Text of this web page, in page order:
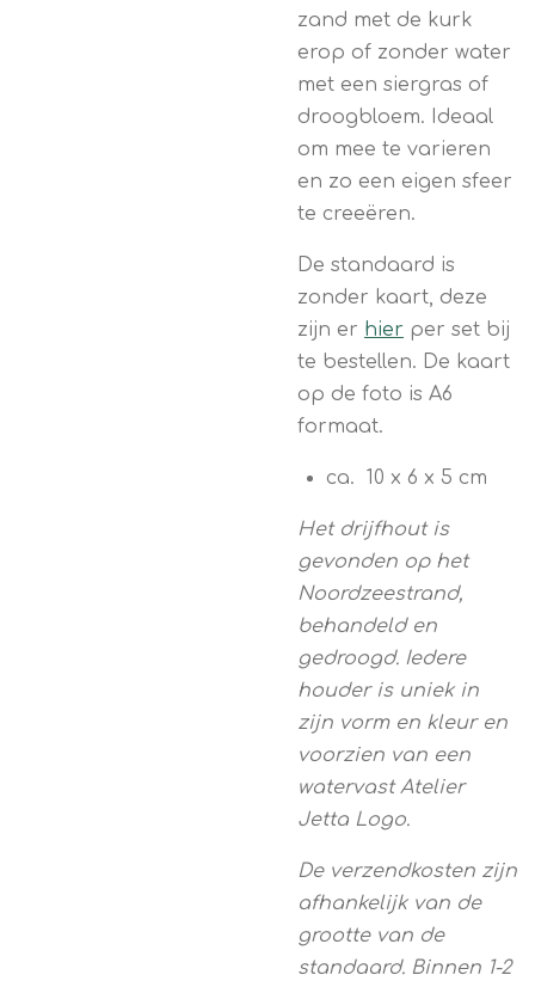
zand met de kurk
erop of zonder water
met een siergras of
droogbloem. Ideaal
om mee te varieren
en zo een eigen sfeer
te creeëren.
De standaard is
zonder kaart, deze
zijn er hier per set bij
te bestellen. De kaart
op de foto is A6
formaat.
ca. 10 x 6 x 5 cm
Het drijfhout is
gevonden op het
Noordzeestrand,
behandeld en
gedroogd. Iedere
houder is uniek in
zijn vorm en kleur en
voorzien van een
watervast Atelier
Jetta Logo.
De verzendkosten zijn
afhankelijk van de
grootte van de
standaard. Binnen 1-2